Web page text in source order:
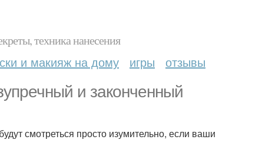
техника нанесения
и макияж на дому игры отзывы
и законченный
смотреться просто изумительно, если ваши